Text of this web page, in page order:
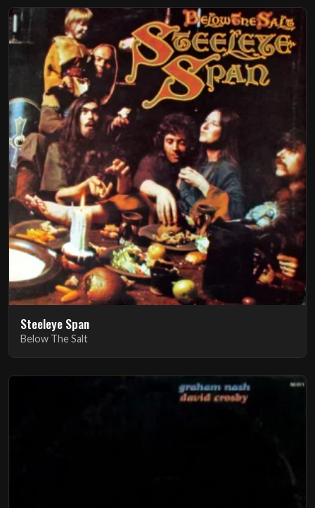
Steeleye Span
Below The Salt